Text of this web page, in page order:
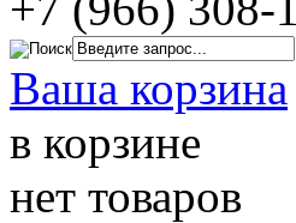
Ваша корзина
в корзине
нет товаров